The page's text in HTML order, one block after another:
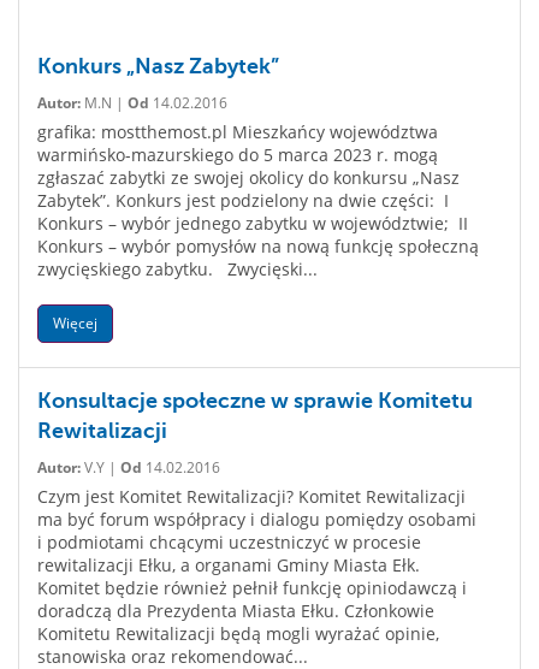
Konkurs „Nasz Zabytek”
Autor: M.N | Od 14.02.2016
grafika: mostthemost.pl Mieszkańcy województwa
warmińsko-mazurskiego do 5 marca 2023 r. mogą
zgłaszać zabytki ze swojej okolicy do konkursu „Nasz
Zabytek”. Konkurs jest podzielony na dwie części: I
Konkurs – wybór jednego zabytku w województwie; II
Konkurs – wybór pomysłów na nową funkcję społeczną
zwycięskiego zabytku. Zwycięski...
Więcej
Konsultacje społeczne w sprawie Komitetu
Rewitalizacji
Autor:V.Y | Od 14.02.2016
Czym jest Komitet Rewitalizacji? Komitet Rewitalizacji
ma być forum współpracy i dialogu pomiędzy osobami
i podmiotami chcącymi uczestniczyć w procesie
rewitalizacji Ełku, a organami Gminy Miasta Ełk.
Komitet będzie również pełnił funkcję opiniodawczą i
doradczą dla Prezydenta Miasta Ełku. Członkowie
Komitetu Rewitalizacji będą mogli wyrażać opinie,
stanowiska oraz rekomendować...